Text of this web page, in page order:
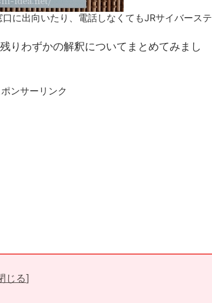
に出向いたり、電話しなくてもJRサイバーステ
りわずかの解釈についてまとめてみまし
ンサーリンク
じる]